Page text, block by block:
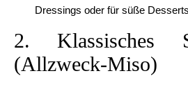
Dressings oder für süße
2. Klassisches
(Allzweck-Miso)